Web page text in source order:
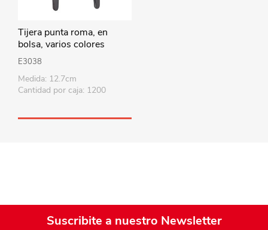
Tijera punta roma, en
bolsa, varios colores
E3038
Medida: 12.7cm
Cantidad por caja: 1200
Suscribite a nuestro Newsletter